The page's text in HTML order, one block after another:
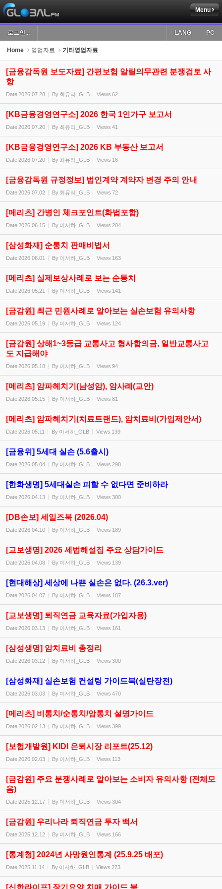
Menu
로그인... PC
LANG
Home 영업자료 기타영업자료
[금융감독원 보도자료] 간편보험 알릴의무관련 분쟁검토 사
항
Date2026.07.28 By 최유리_GLB Views 62
[KB금융경영연구소] 2026 한국 1인가구 보고서
Date2026.07.20 By 최유리_GLB Views 41
[KB금융경영연구소] 2026 KB 부동산 보고서
Date2026.07.20 By 최유리_GLB Views 16
[금융감독원 규정정보] 법인계약 계약자 변경 주의 안내
Date2026.07.02 By 최유리_GLB Views 72
[메리츠] 간병인 체크포인트(화법포함)
Date2026.06.15 By 이서하_GLB Views 204
[삼성화재] 순통치 판매비법서
Date2026.06.01 By 이서하_GLB Views 163
[메리츠] 실제보상사례로 보는 순통치
Date2026.05.21 By 이서하_GLB Views 141
[금감원] 최근 민원사례로 알아보는 실손보험 유의사항
Date2026.05.19 By 이서하_GLB Views 124
[금감원] 상해1~3등급 교통사고 형사합의금, 일반교통사고
도 지급해야
Date2026.05.18 By 이서하_GLB Views 94
[메리츠] 암파헤치기(남성암), 암사례(교안)
Date2026.05.15 By 이서하_GLB Views 81
[메리츠] 암파헤치기(치료트랜드), 암치료비(가입제안서)
Date2026.05.11 By 이서하_GLB Views 139
[금융위] 5세대 실손 (5.6출시)
Date2026.05.04 By 이서하_GLB Views 298
[한화생명] 5세대실손 피할 수 없다면 준비하라
Date2026.04.13 By 이서하_GLB Views 300
[DB손보] 세일즈북 (2026.04)
Date2026.04.10 By 이서하_GLB Views 189
[교보생명] 2026 세법해설집 주요 상담가이드
Date2026.04.08 By 이서하_GLB Views 139
[현대해상] 세상에 나쁜 실손은 없다. (26.3.ver)
Date2026.04.07 By 이서하_GLB Views 187
[교보생명] 퇴직연금 교육자료(가입자용)
Date2026.03.13 By 이서하_GLB Views 161
[삼성생명] 암치료비 총정리
Date2026.03.12 By 이서하_GLB Views 300
[삼성화재] 실손보험 컨설팅 가이드북(실탄장전)
Date2026.03.03 By 이서하_GLB Views 470
[메리츠] 비통치/순통치/암통치 설명가이드
Date2026.02.13 By 이서하_GLB Views 399
[보험개발원] KIDI 은퇴시장 리포트(25.12)
Date2026.02.03 By 이서하_GLB Views 113
[금감원] 주요 분쟁사례로 알아보는 소비자 유의사항 (전체모
음)
Date2025.12.17 By 이서하_GLB Views 304
[금감원] 우리나라 퇴직연금 투자 백서
Date2025.12.12 By 이서하_GLB Views 166
[통계청] 2024년 사망원인통계 (25.9.25 배포)
Date2025.11.14 By 이서하_GLB Views 273
[신한라이프] 장기요양,치매 가이드 북
Sketchbook5, 스케치북5
Sketchbook5, 스케치북5